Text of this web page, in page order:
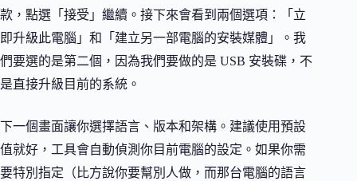
款，點選「接受」繼續。接下來會看到兩個選項：「立
即升級此電腦」和「建立另一部電腦的安裝媒體」。我
們要選的是第二個，因為我們要做的是 USB 安裝碟，不
是直接升級目前的系統。
下一個畫面讓你選擇語言、版本和架構。建議使用預設
值就好，工具會自動偵測你目前電腦的設定。如果你需
要特別指定（比方說你要幫別人做，而那台電腦的語言